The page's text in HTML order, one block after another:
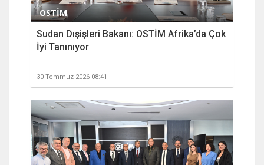
OSTİM
Sudan Dışişleri Bakanı: OSTİM Afrika’da Çok
İyi Tanınıyor
30 Temmuz 2026 08:41